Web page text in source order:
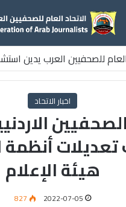
العام للصحفيين العرب يدين
فلسطينيين باستهداف
اخبار الاتحاد
أنظمة
هيئة الإعلام
2022-07-05
827